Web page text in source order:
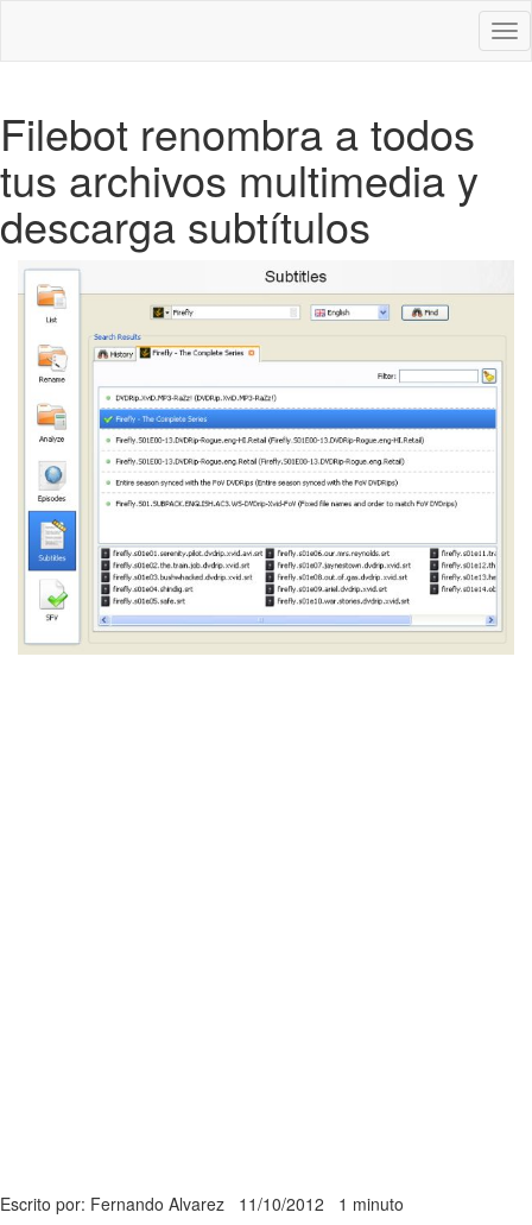
Filebot renombra a todos
tus archivos multimedia y
descarga subtítulos
Escrito por: Fernando Alvarez 11/10/2012 1 minuto